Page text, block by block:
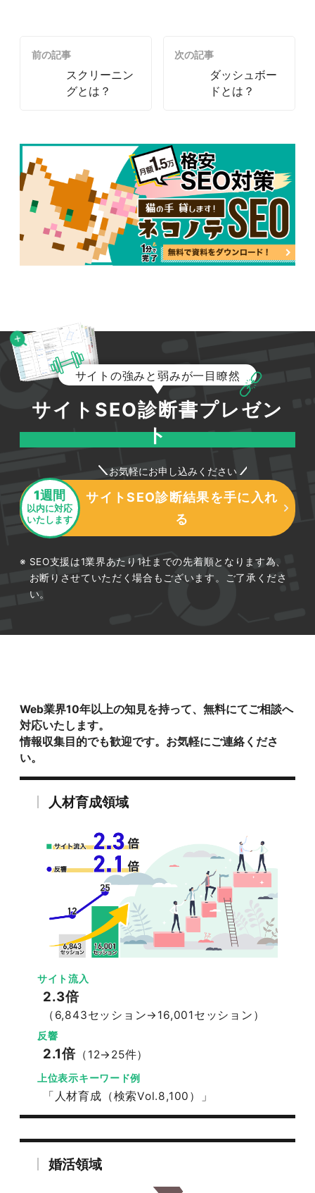
前の記事
スクリーニン
グとは？
次の記事
ダッシュボー
ドとは？
サイトの強みと弱みが一目瞭然
サイトSEO診断書プレゼン
ト
お気軽にお申し込みください
1週間
以内に対応
いたします
サイトSEO診断結果を手に入れ
る
SEO支援は1業界あたり1社までの先着順となります為、
お断りさせていただく場合もございます。ご了承くださ
い。
Web業界10年以上の知見を持って、無料にてご相談へ
対応いたします。
情報収集目的でも歓迎です。お気軽にご連絡くださ
い。
人材育成領域
サイト流入
2.3倍
（6,843セッション→16,001セッション）
反響
2.1倍 （12→25件）
上位表示キーワード例
「人材育成（検索Vol.8,100）」
婚活領域